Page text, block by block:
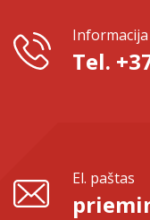
Tel.
El. paštas